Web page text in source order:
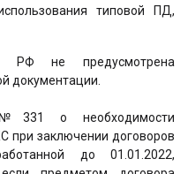
типовой ПД,
РФ не предусмотрена
документации.
№331 о необходимости
при заключении договоров
до 01.01.2022,